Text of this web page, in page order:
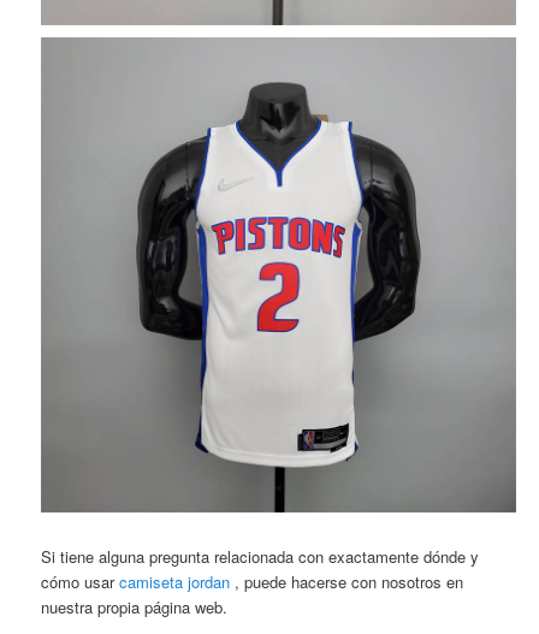
Si tiene alguna pregunta relacionada con exactamente dónde y
cómo usarcamiseta jordan , puede hacerse con nosotros en
nuestra propia página web.